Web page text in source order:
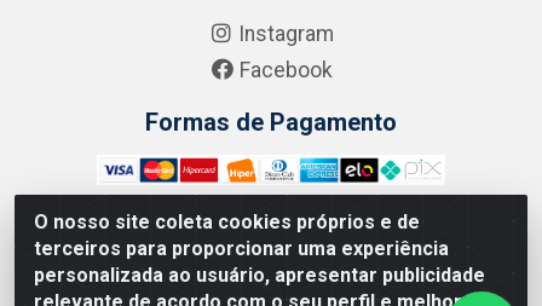
O nosso site coleta cookies próprios e de
terceiros para proporcionar uma experiência
personalizada ao usuário, apresentar publicidade
Instagram
Facebook
Formas de Pagamento
Zero Grau - Rua Jean Emile Favre, 746 - Ipsep,
Recife/PE - CEP 51.190-450 - CNPJ 09.132.989/0001-61